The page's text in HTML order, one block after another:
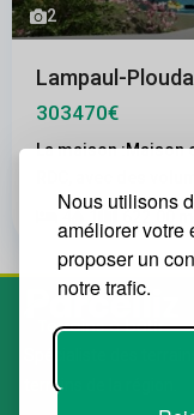
Nous utilisons
améliorer votre
proposer un
notre trafic.
2
Lampaul-
303470€
La maison :Maison
Spécialiste des
terrains de la région.